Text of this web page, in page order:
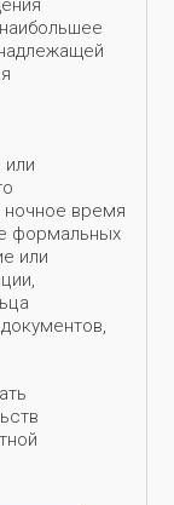
или
ночное время
формальных
или